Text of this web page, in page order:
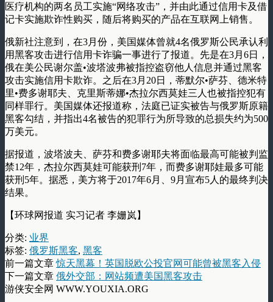
医疗机构的两名员工实施“网络攻击”，并由此通过信用卡及借
记卡实施欺诈性购买，随后将购买的产品在互联网上销售。
俄新社注意到，在3月份，美国媒体曾就4名俄罗斯公民承认利
用黑客攻击进行信用卡诈骗一事进行了报道。先是在3月6日，
俄在美公民谢尔盖•波塔波弗被指控盗窃他人信息并通过黑客
攻击实施信用卡欺诈。之后在3月20日，蒂默尔•萨芬、德米特
里•费多谢耶夫、克里斯蒂娜•杰拉尔西莫娃三人也被指控犯有
同样罪行。美国媒体还报道称，法庭已证实被告与俄罗斯原籍
黑客勾结，并指出4名被告的犯罪行为所导致的总损失约为500
万美元。
据报道，波塔波夫、萨芬和费多谢耶夫将面临最高可能被判监
禁12年，杰拉尔西莫娃可能获刑7年，而费多谢耶娃最多可能
获刑5年。据悉，美方将于2017年6月、9月宣布5人的最终判决
结果。
【环球网报道 实习记者 李姗岚】
分类: 业界
标签: 俄罗斯黑客, 黑客
前一篇文章惊天黑幕！英国脱欧公投官网可能曾被黑客入侵
下一篇文章 俄外交部：网站频遭美国黑客攻击
游侠安全网 WWW.YOUXIA.ORG